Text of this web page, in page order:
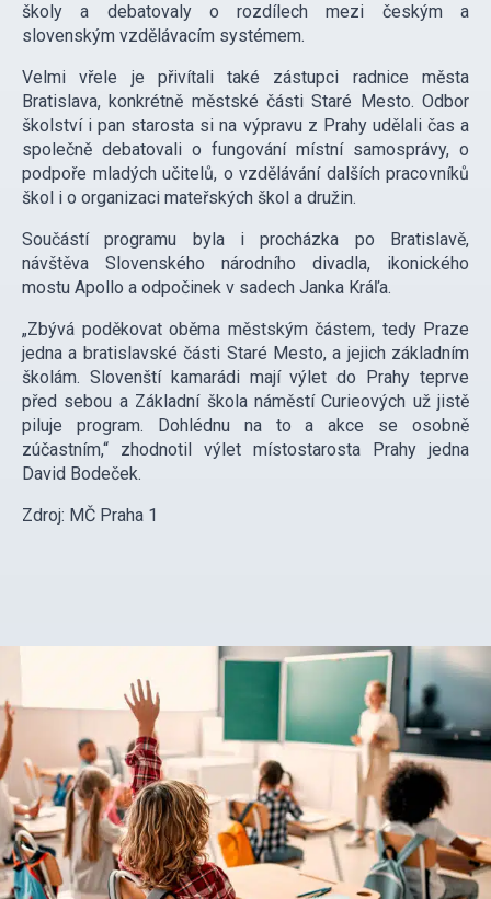
školy a debatovaly o rozdílech mezi českým a
slovenským vzdělávacím systémem.
Velmi vřele je přivítali také zástupci radnice města
Bratislava, konkrétně městské části Staré Mesto. Odbor
školství i pan starosta si na výpravu z Prahy udělali čas a
společně debatovali o fungování místní samosprávy, o
podpoře mladých učitelů, o vzdělávání dalších pracovníků
škol i o organizaci mateřských škol a družin.
Součástí programu byla i procházka po Bratislavě,
návštěva Slovenského národního divadla, ikonického
mostu Apollo a odpočinek v sadech Janka Kráľa.
„Zbývá poděkovat oběma městským částem, tedy Praze
jedna a bratislavské části Staré Mesto, a jejich základním
školám. Slovenští kamarádi mají výlet do Prahy teprve
před sebou a Základní škola náměstí Curieových už jistě
piluje program. Dohlédnu na to a akce se osobně
zúčastním,“ zhodnotil výlet místostarosta Prahy jedna
David Bodeček.
Zdroj: MČ Praha 1